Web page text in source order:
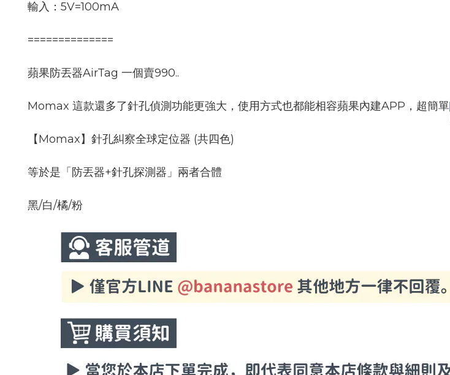
輸入：5V=100mA
==============
蘋果防丟器AirTag 一個賣990..
Momax 這款還多了針孔偵測功能更強大，使用方式也都能相容蘋果內建APP，超簡單
【Momax】針孔糾察全球定位器 (共四色)
等於是「防丟器+針孔探測器」兩者合體
黑/白/橘/粉